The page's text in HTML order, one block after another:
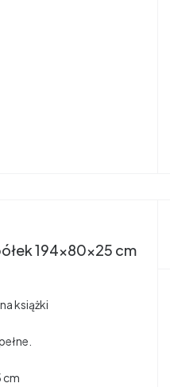
194x80x25 cm
książki
cm